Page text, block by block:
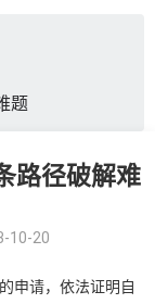
题
路径破解难
10-20
申请，依法证明自